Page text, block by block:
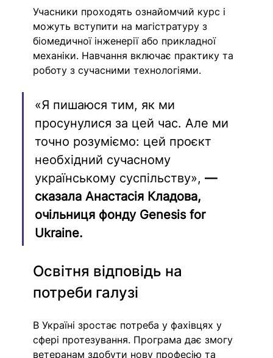
Учасники проходять ознайомчий курс і
можуть вступити на магістратуру з
біомедичної інженерії або прикладної
механіки. Навчання включає практику та
роботу з сучасними технологіями.
«Я пишаюся тим, як ми
просунулися за цей час. Але ми
точно розуміємо: цей проєкт
необхідний сучасному
українському суспільству», —
сказала Анастасія Кладова,
очільниця фонду Genesis for
Ukraine.
Освітня відповідь на
потреби галузі
В Україні зростає потреба у фахівцях у
сфері протезування. Програма дає змогу
ветеранам здобути нову професію та